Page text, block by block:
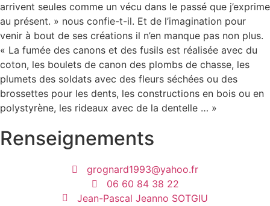
arrivent seules comme un vécu dans le passé que j’exprime
au présent. » nous confie-t-il. Et de l’imagination pour
venir à bout de ses créations il n’en manque pas non plus.
« La fumée des canons et des fusils est réalisée avec du
coton, les boulets de canon des plombs de chasse, les
plumets des soldats avec des fleurs séchées ou des
brossettes pour les dents, les constructions en bois ou en
polystyrène, les rideaux avec de la dentelle … »
Renseignements
grognard1993@yahoo.fr
06 60 84 38 22
Jean-Pascal Jeanno SOTGIU